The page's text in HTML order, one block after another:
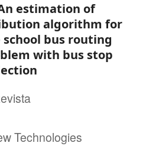
estimation of
algorithm for
bus routing
with bus stop
Technologies